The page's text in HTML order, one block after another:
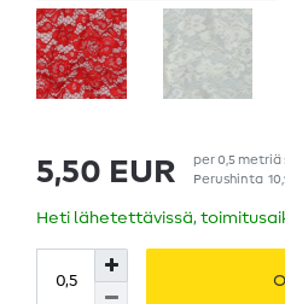
5,50 EUR per0,5 metriä
Perushinta
Heti lähetettävissä,